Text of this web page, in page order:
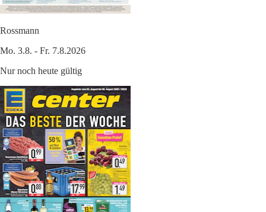
Rossmann
Mo. 3.8. - Fr. 7.8.2026
Nur noch heute gültig